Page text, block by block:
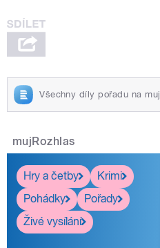
Všechny díly pořadu na
mujRozhlas
Hry a četby
Krimi
Pohádky
Pořady
Živé vysílání